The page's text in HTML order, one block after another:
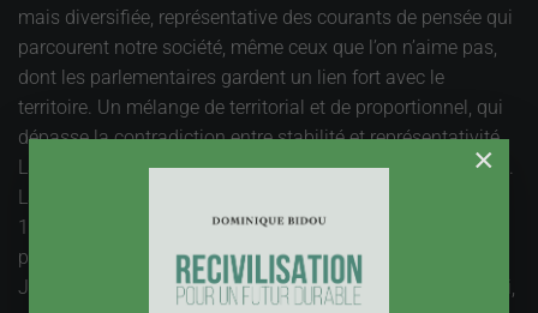
mais diversifiée, représentative des courants de pensée qui
parcourent notre société, même ceux que l’on n’aime pas,
dont les parlementaires gardent un lien fort avec le
territoire. Un mélange de territorial et de proportionnel, qui
dépasse la contradiction entre stabilité et représentativité.
La proportionnelle départementale répond à ces exigences.
La cinquième république en a fait l’expérience une fois, en
1986. Résultat ? Une majorité nette qui a permis,
paradoxalement, au Premier ministre qui en est issu,
Jacques Chirac, de revenir à un scrutin majoritaire. Celui-ci,
×